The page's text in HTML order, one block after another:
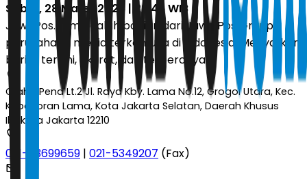
Sabtu, 28 Maret 2026 | 22.46 WIB
JawaPos.com adalah bagian dari Jawa Pos Group,
perusahaan media terkemuka di Indonesia. Menyajikan
berita terkini, akurat, dan terpercaya.
Graha Pena Lt.2 Jl. Raya Kby. Lama No.12, Grogol Utara, Kec.
Kebayoran Lama, Kota Jakarta Selatan, Daerah Khusus
Ibukota Jakarta 12210
021-53699659 | 021-5349207 (Fax)